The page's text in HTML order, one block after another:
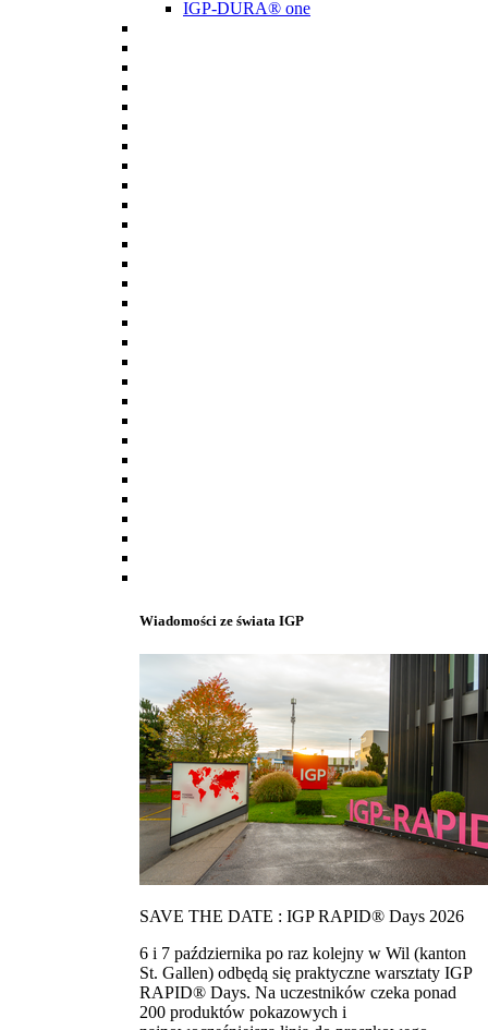
IGP-DURA® one
Wiadomości ze świata IGP
SAVE THE DATE : IGP RAPID® Days 2026
6 i 7 października po raz kolejny w Wil (kanton
St. Gallen) odbędą się praktyczne warsztaty IGP
RAPID® Days. Na uczestników czeka ponad
200 produktów pokazowych i